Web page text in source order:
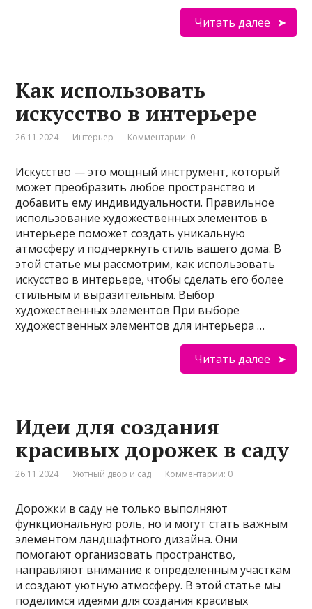
Читать далее
Как использовать
искусство в интерьере
26.11.2024 Интерьер Комментарии: 0
Искусство — это мощный инструмент, который
может преобразить любое пространство и
добавить ему индивидуальности. Правильное
использование художественных элементов в
интерьере поможет создать уникальную
атмосферу и подчеркнуть стиль вашего дома. В
этой статье мы рассмотрим, как использовать
искусство в интерьере, чтобы сделать его более
стильным и выразительным. Выбор
художественных элементов При выборе
художественных элементов для интерьера …
Читать далее
Идеи для создания
красивых дорожек в саду
26.11.2024 Уютный двор и сад Комментарии: 0
Дорожки в саду не только выполняют
функциональную роль, но и могут стать важным
элементом ландшафтного дизайна. Они
помогают организовать пространство,
направляют внимание к определенным участкам
и создают уютную атмосферу. В этой статье мы
поделимся идеями для создания красивых